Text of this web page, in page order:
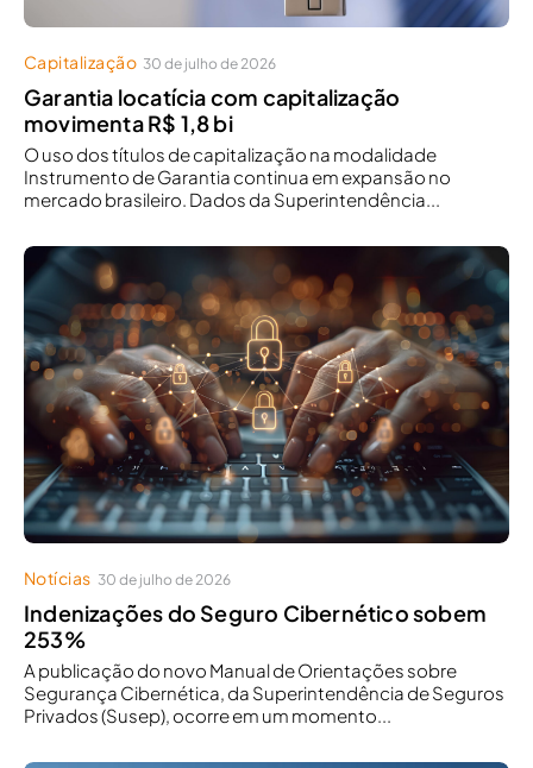
Capitalização 30 de julho de 2026
Garantia locatícia com capitalização
movimenta R$ 1,8 bi
O uso dos títulos de capitalização na modalidade
Instrumento de Garantia continua em expansão no
mercado brasileiro. Dados da Superintendência...
Notícias 30 de julho de 2026
Indenizações do Seguro Cibernético sobem
253%
A publicação do novo Manual de Orientações sobre
Segurança Cibernética, da Superintendência de Seguros
Privados (Susep), ocorre em um momento...